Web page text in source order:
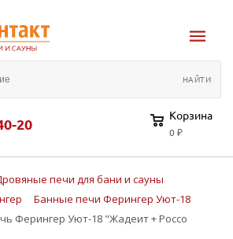
20 Корзина
0 ₽
печи для бани и сауны
Банные печи Ферингер Уют-18
Ферингер Уют-18 "Жадеит + Россо